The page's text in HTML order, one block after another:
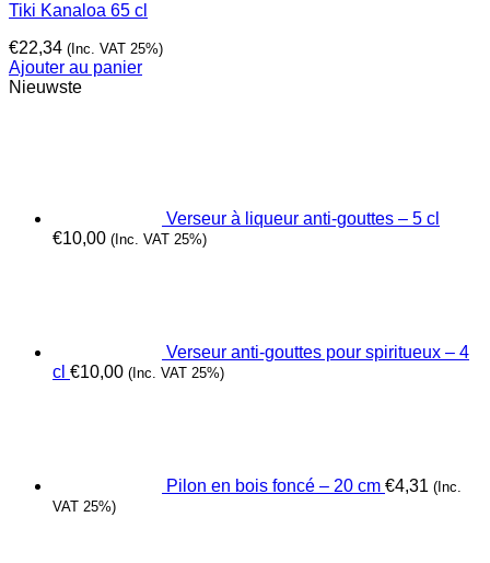
Tiki Kanaloa 65 cl
€22,34 (Inc. VAT 25%)
Ajouter au panier
Nieuwste
Verseur à liqueur anti-gouttes – 5 cl
€10,00 (Inc. VAT 25%)
Verseur anti-gouttes pour spiritueux – 4
cl €10,00 (Inc. VAT 25%)
Pilon en bois foncé – 20 cm €4,31 (Inc.
VAT 25%)